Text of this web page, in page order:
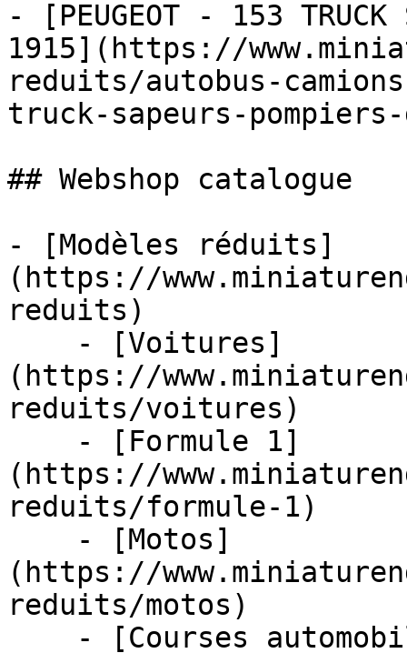
- [PEUGEOT - 153 TRUCK
1915](https://
reduits/autobus-
truck-sapeurs-
## Webshop catalogue
- [Modèles réduits]
(https://
reduits)
(https://
reduits/voitures)
(https://
reduits/formule-1)
(https://
reduits/motos)